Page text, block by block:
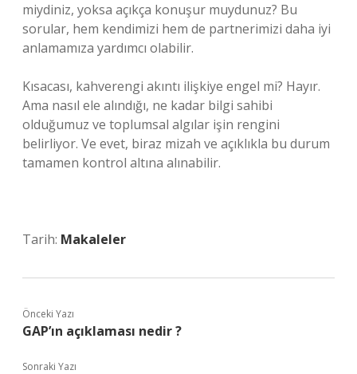
miydiniz, yoksa açıkça konuşur muydunuz? Bu
sorular, hem kendimizi hem de partnerimizi daha iyi
anlamamıza yardımcı olabilir.
Kısacası, kahverengi akıntı ilişkiye engel mi? Hayır.
Ama nasıl ele alındığı, ne kadar bilgi sahibi
olduğumuz ve toplumsal algılar işin rengini
belirliyor. Ve evet, biraz mizah ve açıklıkla bu durum
tamamen kontrol altına alınabilir.
Tarih: Makaleler
Önceki Yazı
GAP’ın açıklaması nedir ?
Sonraki Yazı